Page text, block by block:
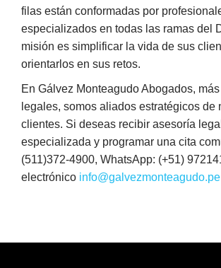
filas están conformadas por
especializados en todas las ramas del
misión es simplificar la vida de sus
orientarlos en sus retos.
En Gálvez Monteagudo Abogados,
legales, somos aliados estratégicos de
clientes. Si deseas recibir asesoría legal
especializada y programar una cita
(511)372-4900, WhatsApp: (+51)
electrónico info@galvezmonteagudo.pe